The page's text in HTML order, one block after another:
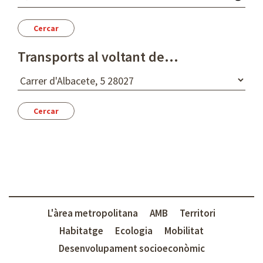
a
o
r
Transports al voltant de...
D
e
s
L'àrea metropolitana AMB
Territori
Habitatge
Ecologia
Mobilitat
Desenvolupament socioeconòmic